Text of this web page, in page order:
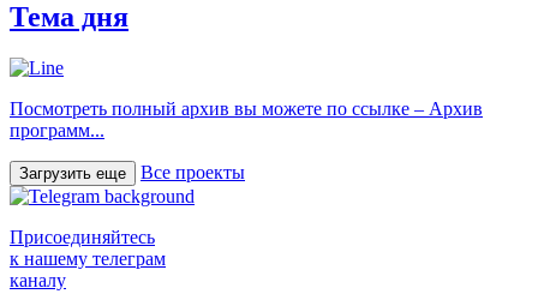
Тема дня
Посмотреть полный архив вы можете по ссылке – Архив
программ...
Загрузить еще Все проекты
Присоединяйтесь
к нашему телеграм
каналу